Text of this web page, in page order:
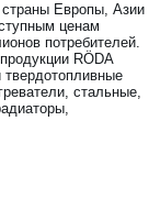
страны Европы, Азии
ценам
потребителей.
RÖDA
твердотопливные
стальные,